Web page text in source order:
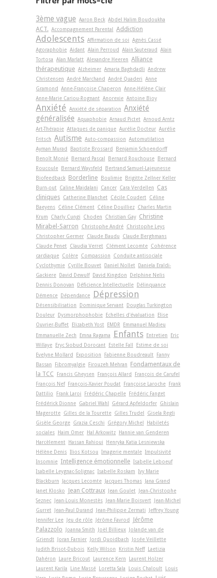
3ème vague Aaron Beck Abdel Halim Boudoukha
ACT. Accompagnement Parental Addiction
Adolescents Affirmation de soi Agnès Cassé
Agoraphobie Aidant Alain Perroud Alain Sauteraud
Alain
Tortosa Alan Marlatt Alexandre Heeren Alliance
thérapeutique Alzheimer Amaria Baghdadli Andrew
Christensen André Marchand André Quaderi Anne
Gramond
Anne-Françoise Chaperon Anne-Hélène Clair
Anne-Marie Cariou-Rognant Anorexie Antoine Bioy
Anxiété Anxiété de séparation Anxiété
généralisée Aquaphobie Arnaud Pictet Arnoud Arntz
Art-Thérapie Attaques de panique Aurélie Docteur Aurélie
Fritsch Autisme Auto-compassion Automutilation
Ayman Murad
Baptiste Brossard
Benjamin Schoendorff
Benoît Monié
Bernard Pascal Bernard Rouchouse
Bernard
Roucoule
Bernard Waysfeld
Bertrand Samuel-Lajeunesse
Biofeedback Borderline Boulimie
Brigitte Zellner Keller
Burn-out Caline Majdalani Cancer Cara Verdellen
Cas
cliniques Catherine Blanchet Cécile Coudert Céline
Baeyens Céline Clément Céline Douilliez Charles Martin
Krum
Charly Cungi Choden Christian Gay Christine
Mirabel-Sarron
Christophe André Christophe Leys
Christopher Germer Claude Baudu
Claude Berghmans
Claude Penet Claudia Verret Clément Lecomte Cohérence
cardiaque Colère Compassion
Conduite antisociale
Cyclothymie Cyrille Bouvet Daniel Nollet
Daniela Eraldi-
Gackiere
David Dewulf David Kingdon
Delphine Nelis
Dennis Donovan
Déficience Intellectuelle
Délinquance
Démence
Dépendance Dépression
Désensibilisation Dominique Servant
Douglas Turkington
Douleur
Dysmorphophobie Echelles d'évaluation
Elise
Ouvrier-Buffet
Elizabeth Yost EMDR
Emmanuel Madieu
Emmanuelle Zech
Emna Ragama Enfants Entretien
Eric
Willaye
Eryc Siobud Dorocant Estelle Fall
Estime de soi
Evelyne Mollard
Exposition Fabienne Boudreault
Fanny
Bassan
Fibromyalgie Firouzeh Mehran
Fondamentaux de
la TCC
Francis Gheysen François Allard
François de Carufel
François Nef
François-Xavier Poudat Françoise Laroche
Frank
Dattilio
Frank Laroi Frédéric Chapelle
Frédéric Fanget
Frédérick Dionne Gabriel Wahl Gérard Apfeldorfer Ghislain
Magerotte Gilles de la Tourette Gilles Trudel
Gisela Regli
Gisèle George Grazia Ceschi Grégory Michel
Habiletés
sociales
Haim Omer Hal Arkowitz
Hannie van Genderen
Harcèlement
Hassan Rahioui
Henryka Katia Lesniewska
Hélène Denis Ilios Kotsou Imagerie mentale Impulsivité
Insomnie Intelligence émotionnelle Isabelle Leboeuf
Isabelle Leygnac-Solignac Isabelle Roskam Ivy Marie
Blackburn
Jacques Lecomte Jacques Thomas
Jana Grand
Janet Klosko
Jean Cottraux Jean Goulet
Jean-Christophe
Seznec
Jean-Louis Monestès Jean-Marie Boisvert
Jean-Michel
Gurret
Jean-Paul Durand Jean-Philippe Zermati
Jeffrey Young
Jennifer Lee
Jeu de rôle Jérôme Favrod
Jérôme
Palazzolo
Joanna Smith Joël Billieux
Jolande van de
Griendt
Joran Farnier Jordi Quoidbach
Josée Veillette
Judith Brisot-Dubois
Kelly Wilson Kristin Neff
Laetizia
Dahéron
Laure Bricout Laurence Kern
Laurent Holzer
Laurent Karila
Line Massé Loretta Sala Louis Chaloult
Louis